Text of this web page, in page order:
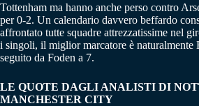
Tottenham ma hanno anche perso contro
per 0-2. Un calendario davvero beffardo
affrontato tutte squadre attrezzatissime nel
i singoli, il miglior marcatore è naturalmente
seguito da Foden a 7.
LE QUOTE DAGLI ANALISTI DI
MANCHESTER CITY